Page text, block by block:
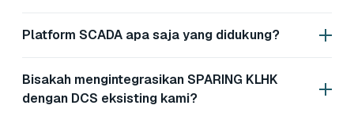
Platform SCADA apa saja yang didukung?
Bisakah mengintegrasikan SPARING KLHK
dengan DCS eksisting kami?